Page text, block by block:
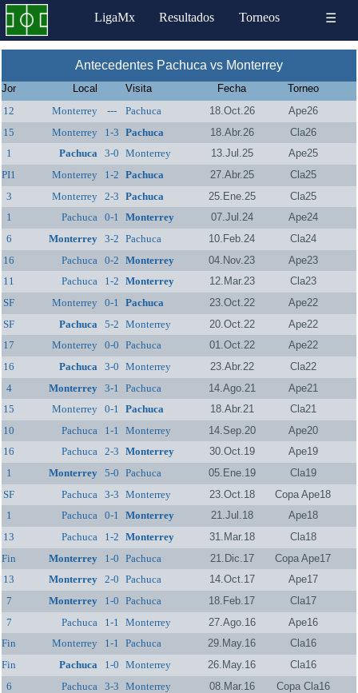
LigaMx Resultados Torneos ☰
Antecedentes Pachuca vs Monterrey
Jor Local Visita Fecha
Torneo
12
Monterrey --- Pachuca 18.Oct.26
Ape26
15
Monterrey 1-3 Pachuca 18.Abr.26
Cla26
1
Pachuca 3-0 Monterrey 13.Jul.25
Ape25
PI1
Monterrey 1-2 Pachuca 27.Abr.25
Cla25
3
Monterrey 2-3 Pachuca 25.Ene.25
Cla25
1
Pachuca 0-1 Monterrey 07.Jul.24
Ape24
6
Monterrey 3-2 Pachuca 10.Feb.24
Cla24
16
Pachuca 0-2 Monterrey 04.Nov.23
Ape23
11
Pachuca 1-2 Monterrey 12.Mar.23
Cla23
SF
Monterrey 0-1 Pachuca 23.Oct.22
Ape22
SF
Pachuca 5-2 Monterrey 20.Oct.22
Ape22
17
Monterrey 0-0 Pachuca 01.Oct.22
Ape22
16
Pachuca 3-0 Monterrey 23.Abr.22
Cla22
4
Monterrey 3-1 Pachuca 14.Ago.21
Ape21
15
Monterrey 0-1 Pachuca 18.Abr.21
Cla21
10
Pachuca 1-1 Monterrey 14.Sep.20
Ape20
16
Pachuca 2-3 Monterrey 30.Oct.19
Ape19
1
Monterrey 5-0 Pachuca 05.Ene.19
Cla19
SF
Pachuca 3-3 Monterrey 23.Oct.18
Copa Ape18
1
Pachuca 0-1 Monterrey 21.Jul.18
Ape18
13
Pachuca 1-2 Monterrey 31.Mar.18
Cla18
Fin
Monterrey 1-0 Pachuca 21.Dic.17
Copa Ape17
13
Monterrey 2-0 Pachuca 14.Oct.17
Ape17
7
Monterrey 1-0 Pachuca 18.Feb.17
Cla17
7
Pachuca 1-1 Monterrey 27.Ago.16
Ape16
Fin
Monterrey 1-1 Pachuca 29.May.16
Cla16
Fin
Pachuca 1-0 Monterrey 26.May.16
Cla16
6
Pachuca 3-3 Monterrey 08.Mar.16
Copa Cla16